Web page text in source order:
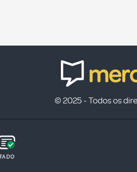
© 2025 - Todos os